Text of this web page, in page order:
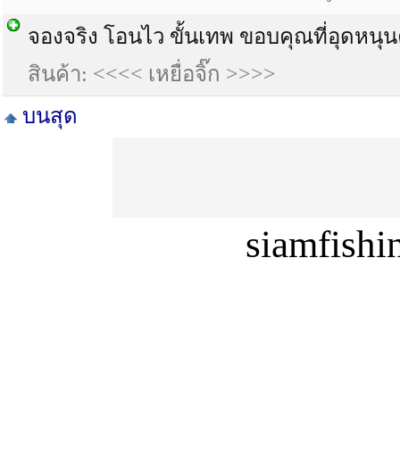
จองจริง โอนไว ขั้นเทพ ขอบคุณที่อุดหนุ
สินค้า: <<<< เหยื่อจิ๊ก >>>>
บนสุด